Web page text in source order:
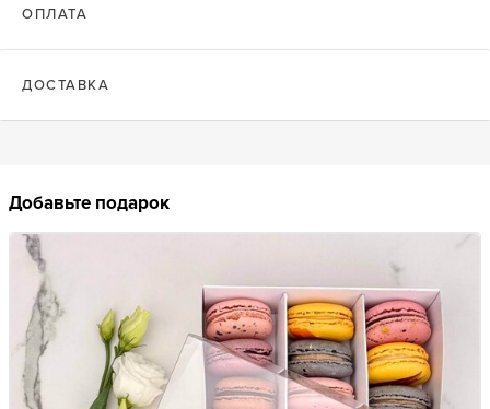
ОПЛАТА
ДОСТАВКА
Добавьте подарок